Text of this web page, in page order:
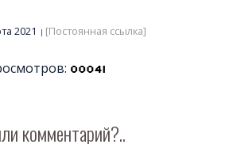
2021 [Постоянная ссылка]
комментарий?..